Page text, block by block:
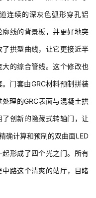
粹视觉，一点不清爽。于
连续的深灰色弧形穿孔铝
线的背景板，并更好地突
拱型曲线，让它更接近半
的综合管线。这个修改也
门套由GRC材料预制拼装
理的GRC表面与混凝土拱
创新的隐藏式转轴门，让
确计算和预制的双曲面LED
形成了四个光之门。所有
路这个清爽的站厅，目睹